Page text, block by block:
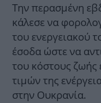
Την περασμένη
κάλεσε να
του ενεργειακού
έσοδα ώστε να
του κόστους ζωής
τιμών της
στην Ουκρανία.